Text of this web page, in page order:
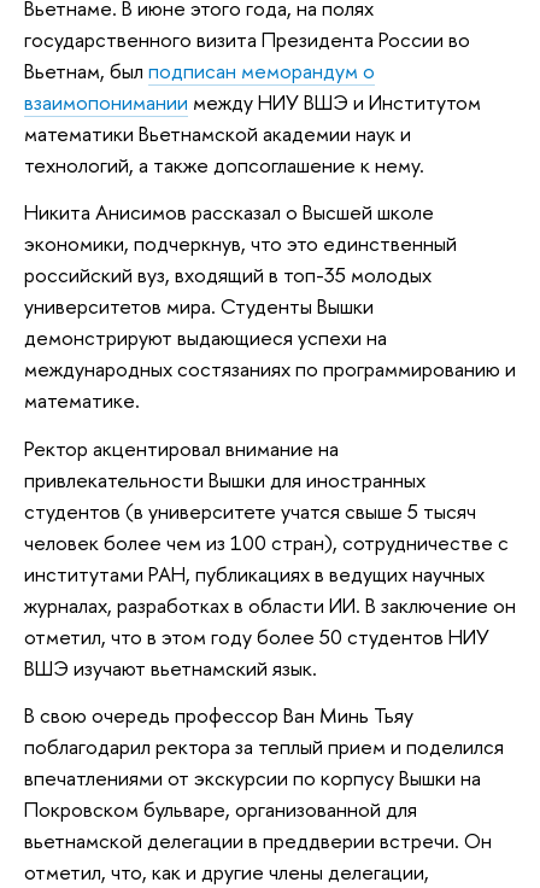
Вьетнаме. В июне этого года, на полях
государственного визита Президента России во
Вьетнам, был подписан меморандум о
взаимопонимании между НИУ ВШЭ и Институтом
математики Вьетнамской академии наук и
технологий, а также допсоглашение к нему.
Никита Анисимов рассказал о Высшей школе
экономики, подчеркнув, что это единственный
российский вуз, входящий в топ-35 молодых
университетов мира. Студенты Вышки
демонстрируют выдающиеся успехи на
международных состязаниях по программированию и
математике.
Ректор акцентировал внимание на
привлекательности Вышки для иностранных
студентов (в университете учатся свыше 5 тысяч
человек более чем из 100 стран), сотрудничестве с
институтами РАН, публикациях в ведущих научных
журналах, разработках в области ИИ. В заключение он
отметил, что в этом году более 50 студентов НИУ
ВШЭ изучают вьетнамский язык.
В свою очередь профессор Ван Минь Тьяу
поблагодарил ректора за теплый прием и поделился
впечатлениями от экскурсии по корпусу Вышки на
Покровском бульваре, организованной для
вьетнамской делегации в преддверии встречи. Он
отметил, что, как и другие члены делегации,